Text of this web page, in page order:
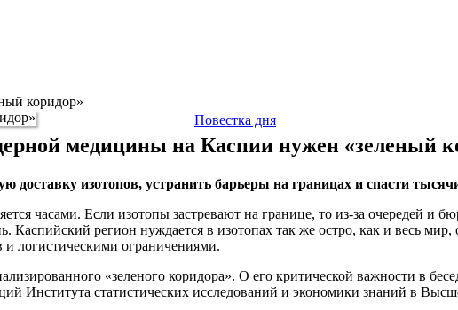
коридор»
Повестка дня
медицины на Каспии нужен «зеленый
доставку изотопов, устранить барьеры на границах и спасти
часами. Если изотопы застревают на границе, то из-за очередей и
Каспийский регион нуждается в изотопах так же остро, как и весь
и логистическими ограничениями.
«зеленого коридора». О его критической важности в
Института статистических исследований и экономики знаний в